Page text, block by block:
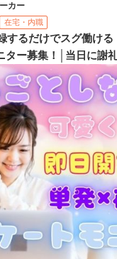
カー
在宅・内職
するだけでスグ働ける
ター募集！│当日に謝